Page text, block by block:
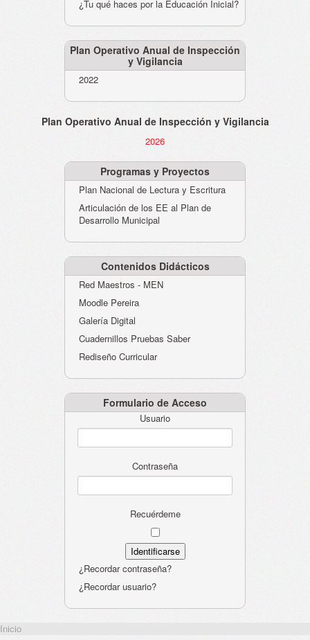
¿Tu qué haces por la Educación Inicial?
Plan Operativo Anual de Inspección
y Vigilancia
2022
Plan Operativo Anual de Inspección y Vigilancia
2026
Programas y Proyectos
Plan Nacional de Lectura y Escritura
Articulación de los EE al Plan de
Desarrollo Municipal
Contenidos Didácticos
Red Maestros - MEN
Moodle Pereira
Galería Digital
Cuadernillos Pruebas Saber
Rediseño Curricular
Formulario de Acceso
Usuario
Contraseña
Recuérdeme
¿Recordar contraseña?
¿Recordar usuario?
Inicio